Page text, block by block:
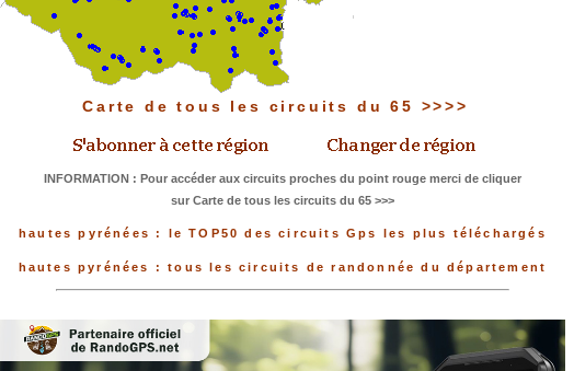
Carte de tous les circuits du 65 >>>>
INFORMATION : Pour accéder aux circuits proches du point rouge merci de cliquer
sur Carte de tous les circuits du 65 >>>
hautes pyrénées : le TOP50 des circuits Gps les plus téléchargés
hautes pyrénées : tous les circuits de randonnée du département